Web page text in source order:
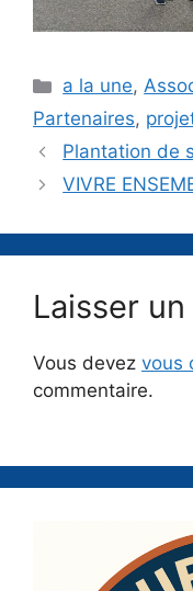
Catégories
a la une,
Partenaires,
Plantation de
VIVRE
Laisser
Vous devez vous
commentaire.